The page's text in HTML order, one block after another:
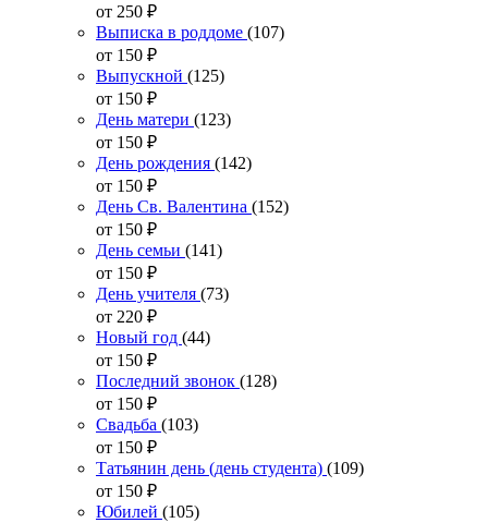
от 250 ₽
Выписка в роддоме (107)
от 150 ₽
Выпускной (125)
от 150 ₽
День матери (123)
от 150 ₽
День рождения (142)
от 150 ₽
День Св. Валентина (152)
от 150 ₽
День семьи (141)
от 150 ₽
День учителя (73)
от 220 ₽
Новый год (44)
от 150 ₽
Последний звонок (128)
от 150 ₽
Свадьба (103)
от 150 ₽
Татьянин день (день студента) (109)
от 150 ₽
Юбилей (105)